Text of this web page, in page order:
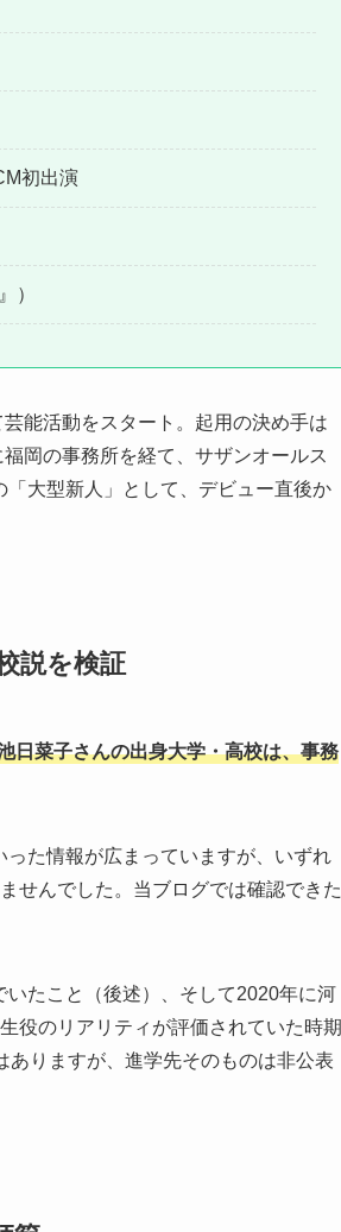
初出演
）
能活動をスタート。起用の決め手は
岡の事務所を経て、サザンオールス
大型新人」として、デビュー直後か
説を検証
日菜子さんの出身大学・高校は、事務
た情報が広まっていますが、いずれ
せんでした。当ブログでは確認できた
たこと（後述）、そして2020年に河
役のリアリティが評価されていた時期
りますが、進学先そのものは非公表